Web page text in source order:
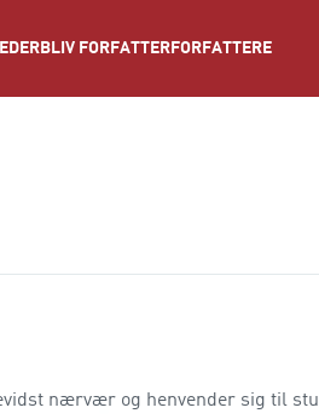
BLIV FORFATTER FORFATTERE
nærvær og henvender sig til